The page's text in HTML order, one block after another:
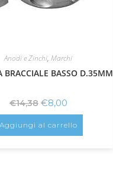
Anodi e Zinchi,Marchi
BRACCIALE BASSO D.35MM
€14,38 €8,00
Aggiungi al carrello